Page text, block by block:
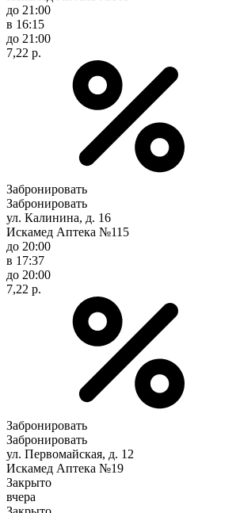
до 21:00
в 16:15
до 21:00
7,22 р.
Забронировать
Забронировать
ул. Калинина, д. 16
Искамед Аптека №115
до 20:00
в 17:37
до 20:00
7,22 р.
Забронировать
Забронировать
ул. Первомайская, д. 12
Искамед Аптека №19
Закрыто
вчера